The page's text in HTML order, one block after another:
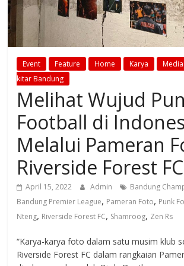
Event Feature Home Karya Media
kitar Bandung
Melihat Wujud
Football di
Melalui Pameran
Riverside Forest FC
April 15, 2022 Admin Bandung
Bandung Premier League, Pameran Foto, Punk
Nteng, Riverside Forest FC, Shamroog, Zen Rs
“Karya-karya foto dalam satu musim klub
Riverside Forest FC dalam rangkaian